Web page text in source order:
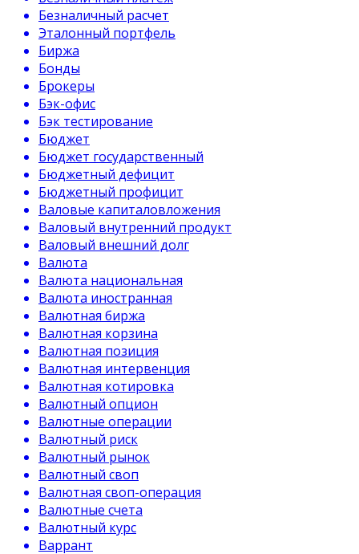
Безналичный расчет
Эталонный портфель
Биржа
Бонды
Брокеры
Бэк-офис
Бэк тестирование
Бюджет
Бюджет государственный
Бюджетный дефицит
Бюджетный профицит
Валовые капиталовложения
Валовый внутренний продукт
Валовый внешний долг
Валюта
Валюта национальная
Валюта иностранная
Валютная биржа
Валютная корзина
Валютная позиция
Валютная интервенция
Валютная котировка
Валютный опцион
Валютные операции
Валютный риск
Валютный рынок
Валютный своп
Валютная своп-операция
Валютные счета
Валютный курс
Варрант